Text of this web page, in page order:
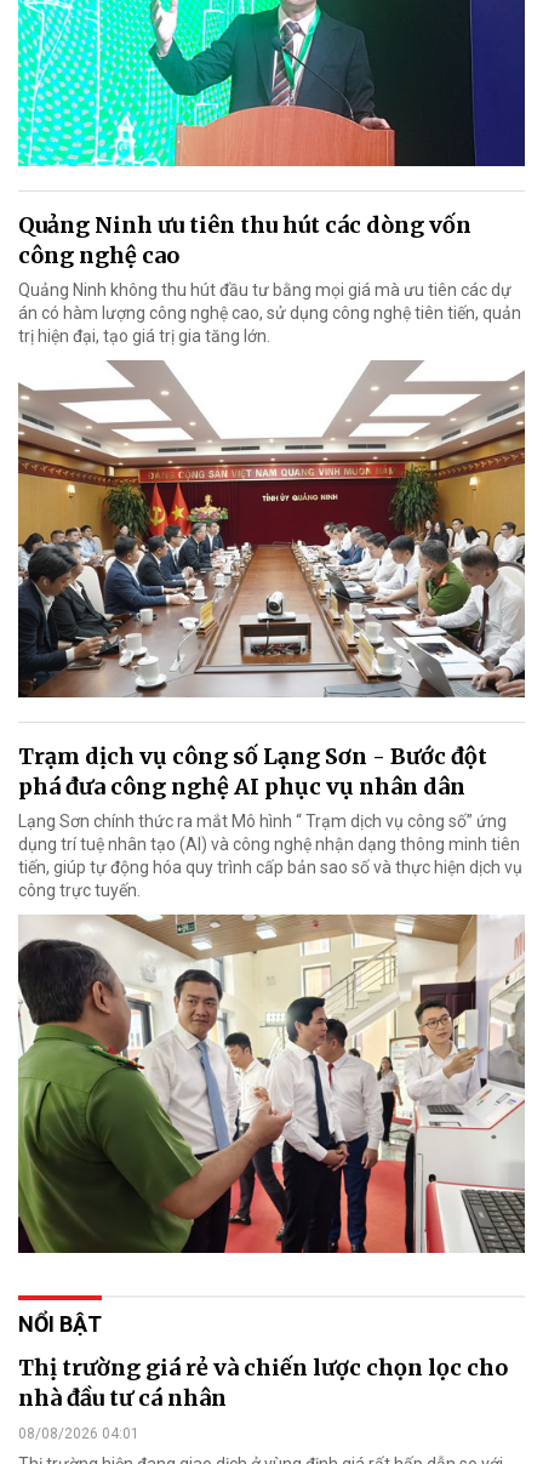
Quảng Ninh ưu tiên thu hút các dòng vốn
công nghệ cao
Quảng Ninh không thu hút đầu tư bằng mọi giá mà ưu tiên các dự
án có hàm lượng công nghệ cao, sử dụng công nghệ tiên tiến, quản
trị hiện đại, tạo giá trị gia tăng lớn.
Trạm dịch vụ công số Lạng Sơn - Bước đột
phá đưa công nghệ AI phục vụ nhân dân
Lạng Sơn chính thức ra mắt Mô hình “ Trạm dịch vụ công số” ứng
dụng trí tuệ nhân tạo (AI) và công nghệ nhận dạng thông minh tiên
tiến, giúp tự động hóa quy trình cấp bản sao số và thực hiện dịch vụ
công trực tuyến.
NỔI BẬT
Thị trường giá rẻ và chiến lược chọn lọc cho
nhà đầu tư cá nhân
08/08/2026 04:01